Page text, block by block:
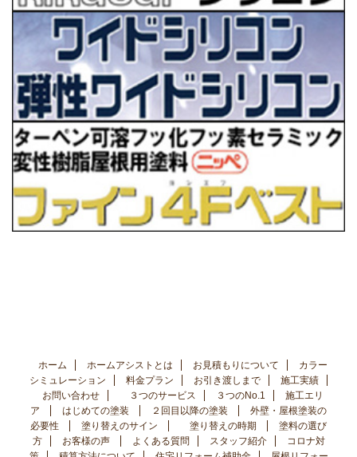
ホーム ホームアシストとは お見積もりについて
カラー
シミュレーション
料金プラン お引き渡しまで
施工実績
お問い合わせ
３つのサービス ３つのNo.1
施工エリ
ア
はじめての塗装 ２回目以降の塗装
外壁・屋根塗装の
必要性
塗り替えのサイン 塗り替えの時期
塗料の選び
方
お客様の声 よくある質問 スタッフ紹介
コロナ対